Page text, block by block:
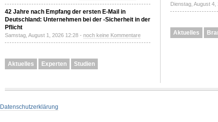
42 Jahre nach Empfang der ersten E-Mail in
Deutschland: Unternehmen bei der -Sicherheit in der
Pflicht
Samstag, August 1, 2026 12:28 - noch keine Kommentare
Aktuelles Experten Studien
Dienstag, August
Aktuelles
Datenschutzerklärung